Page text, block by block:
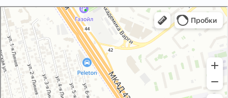
GM-City&VAG-Repair
Автосервис, автотехцентр в Москве
Магазин автозапчастей и автотоваров в Москве